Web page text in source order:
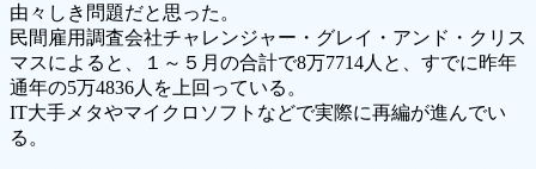
由々しき問題だと思った。
民間雇用調査会社チャレンジャー・グレイ・アンド・クリス
マスによると、１～５月の合計で8万7714人と、すでに昨年
通年の5万4836人を上回っている。
IT大手メタやマイクロソフトなどで実際に再編が進んでい
る。